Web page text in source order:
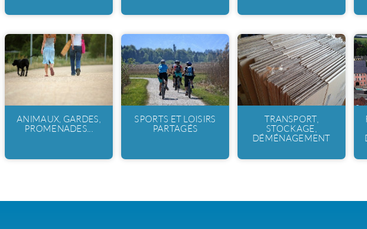
ANIMAUX, GARDES,
PROMENADES...
SPORTS ET LOISIRS
PARTAGÉS
TRANSPORT,
STOCKAGE,
DÉMÉNAGEMENT